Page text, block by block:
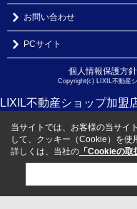
お問い合わせ
PCサイト
個人情報保護方針
Copyright(c) LIXIL不動産
LIXIL不動産ショップ加盟
当サイトでは、お客様の当サイ
して、クッキー（Cookie）を使
詳しくは、当社の 「Cookieの取